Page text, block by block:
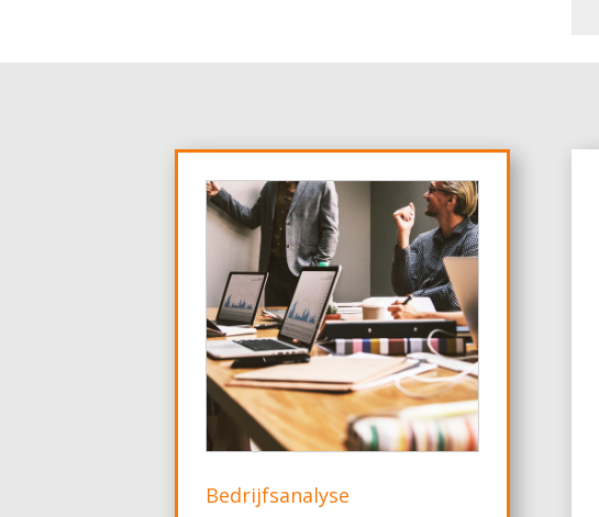
Bedrijfsanalyse